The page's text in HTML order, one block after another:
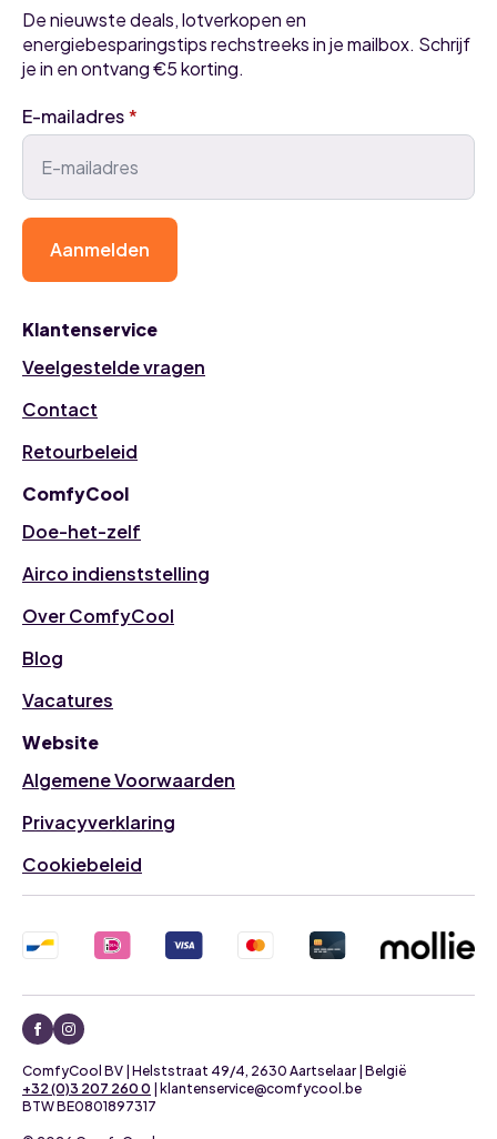
Klantenservice
Veelgestelde vragen
Contact
Retourbeleid
ComfyCool
Doe-het-zelf
Airco indienststelling
Over ComfyCool
Blog
Vacatures
Website
Algemene Voorwaarden
Privacyverklaring
Cookiebeleid
De nieuwste deals, lotverkopen en
energiebesparingstips rechstreeks in je mailbox. Schrijf
je in en ontvang €5 korting.
E-mailadres*
Aanmelden
+32 (0)3 207 260 0 | klantenservice@comfycool.be
BTW BE0801897317
ComfyCool BV | Helststraat 49/4, 2630 Aartselaar | België